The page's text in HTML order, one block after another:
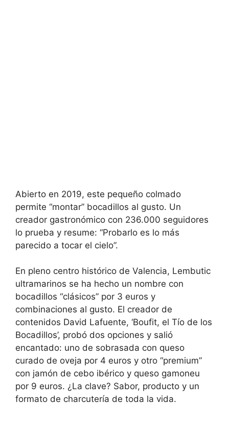
Abierto en 2019, este pequeño colmado
permite “montar” bocadillos al gusto. Un
creador gastronómico con 236.000 seguidores
lo prueba y resume: “Probarlo es lo más
parecido a tocar el cielo”.
En pleno centro histórico de Valencia, Lembutic
ultramarinos se ha hecho un nombre con
bocadillos “clásicos” por 3 euros y
combinaciones al gusto. El creador de
contenidos David Lafuente, ‘Boufit, el Tío de los
Bocadillos’, probó dos opciones y salió
encantado: uno de sobrasada con queso
curado de oveja por 4 euros y otro “premium”
con jamón de cebo ibérico y queso gamoneu
por 9 euros. ¿La clave? Sabor, producto y un
formato de charcutería de toda la vida.